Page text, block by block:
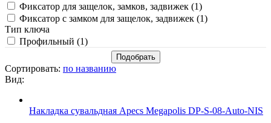
Фиксатор для защелок, замков, задвижек (1)
Фиксатор с замком для защелок, задвижек (1)
Тип ключа
Профильный (1)
Сортировать: по названию
Вид:
Накладка сувальдная Apecs Megapolis DP-S-08-Auto-NIS